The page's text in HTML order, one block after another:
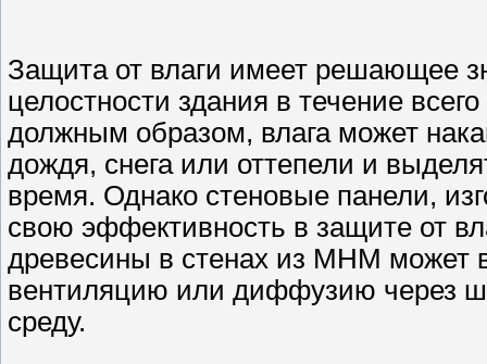
Защита от влаги имеет решающее
целостности здания в течение
должным образом, влага может
дождя, снега или оттепели и
время. Однако стеновые панели,
свою эффективность в защите от
древесины в стенах из МНМ может
вентиляцию или диффузию через
среду.